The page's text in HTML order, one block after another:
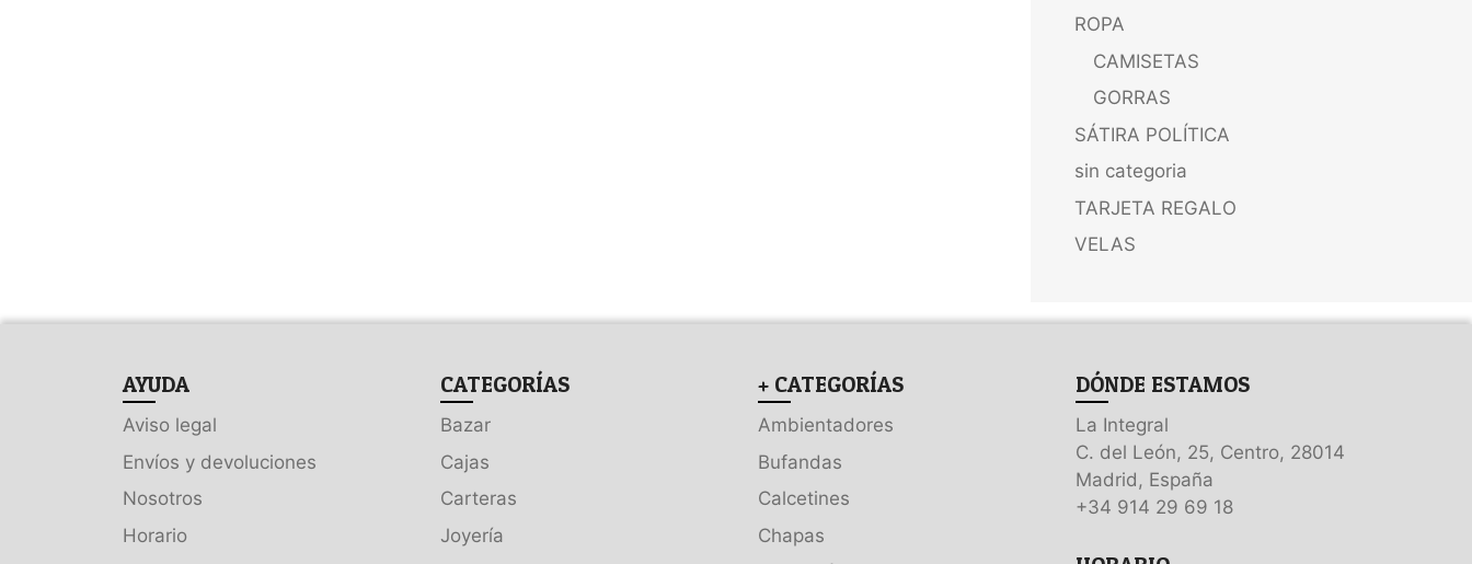
ROPA
CAMISETAS
GORRAS
SÁTIRA POLÍTICA
sin categoria
TARJETA REGALO
VELAS
AYUDA
Aviso legal
Envíos y devoluciones
Nosotros
Horario
CATEGORÍAS
Bazar
Cajas
Carteras
Joyería
+ CATEGORÍAS
Ambientadores
Bufandas
Calcetines
Chapas
DÓNDE ESTAMOS
La Integral
C. del León, 25, Centro, 28014
Madrid, España
+34 914 29 69 18